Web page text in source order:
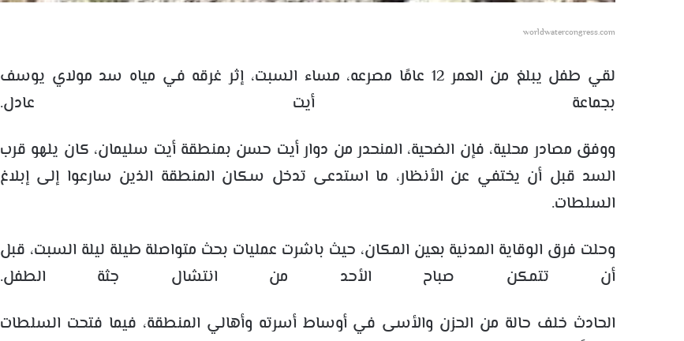
worldwatercongress.com
لقي طفل يبلغ من العمر 12 عامًا مصرعه، مساء السبت، إثر غرقه في مياه سد مولاي يوسف
بجماعة أيت عادل.
ووفق مصادر محلية، فإن الضحية، المنحدر من دوار أيت حسن بمنطقة أيت سليمان، كان يلهو قرب
السد قبل أن يختفي عن الأنظار، ما استدعى تدخل سكان المنطقة الذين سارعوا إلى إبلاغ
السلطات.
وحلت فرق الوقاية المدنية بعين المكان، حيث باشرت عمليات بحث متواصلة طيلة ليلة السبت، قبل
أن تتمكن صباح الأحد من انتشال جثة الطفل.
الحادث خلف حالة من الحزن والأسى في أوساط أسرته وأهالي المنطقة، فيما فتحت السلطات